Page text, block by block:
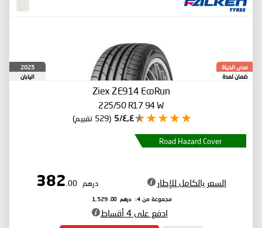
مدى الحياة
ضمان لمدة
2025
اليابان
Ziex ZE914 EcoRun
225/50 R17 94 W
٤٫٤/5 (529 تقييم)
Road Hazard Cover
السعر بالكامل للإطار درهم 382
.00
مجموعة من 4: درهم 1,529
.00
ادفع على 4 أقساط